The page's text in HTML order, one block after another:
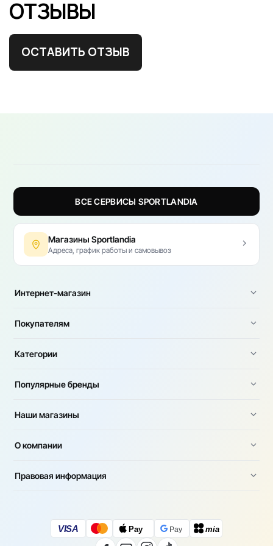
ОТЗЫВЫ
ОСТАВИТЬ ОТЗЫВ
ВСЕ СЕРВИСЫ SPORTLANDIA
Магазины Sportlandia
Адреса, график работы и самовывоз
Интернет-магазин
Покупателям
Категории
Популярные бренды
Наши магазины
О компании
Правовая информация
VISA Pay Pay mia